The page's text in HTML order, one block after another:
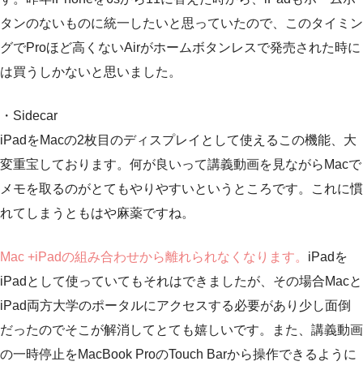
タンのないものに統一したいと思っていたので、このタイミン
グでProほど高くないAirがホームボタンレスで発売された時に
は買うしかないと思いました。
・Sidecar
iPadをMacの2枚目のディスプレイとして使えるこの機能、大
変重宝しております。何が良いって講義動画を見ながらMacで
メモを取るのがとてもやりやすいというところです。これに慣
れてしまうともはや麻薬ですね。
Mac +iPadの組み合わせから離れられなくなります。 iPadを
iPadとして使っていてもそれはできましたが、その場合Macと
iPad両方大学のポータルにアクセスする必要があり少し面倒
だったのでそこが解消してとても嬉しいです。また、講義動画
の一時停止をMacBook ProのTouch Barから操作できるように